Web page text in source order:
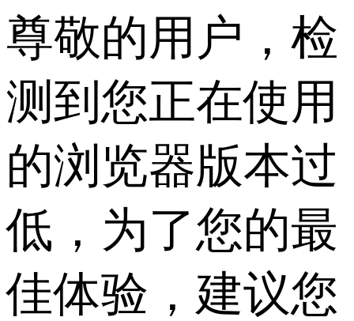
尊敬的用户，检
测到您正在使用
的浏览器版本过
低，为了您的最
佳体验，建议您